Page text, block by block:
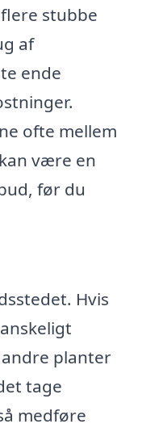
stubbe
af
ende
ofte mellem
være en
før du
Hvis
planter
tage
medføre